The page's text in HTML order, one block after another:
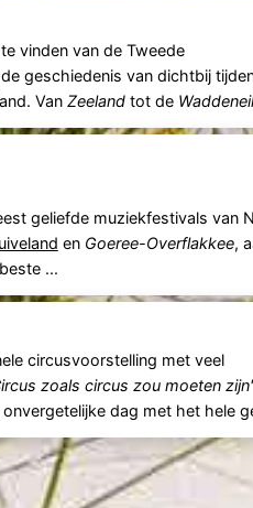
vinden van de Tweede
geschiedenis van dichtbij
Van Zeelandtot de
geliefde muziekfestivals van
en Goeree-Overflakkee,
...
circusvoorstelling met veel
zoals circus zou moeten
dag met het hele